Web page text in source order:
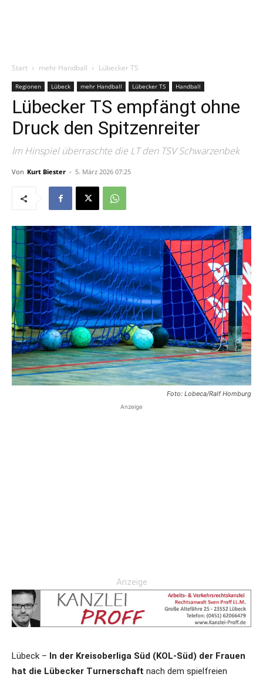
Start mehr Handball Lübecker TS
Regionen Lübeck mehr Handball Lübecker TS Handball
Lübecker TS empfängt ohne
Druck den Spitzenreiter
Im Hinspiel überraschte die LT den TSV Schwarzenbek
Von Kurt Biester - 5. März 2026 07:25
Foto: Lobeca/Ralf Homburg
Anzeige
Anzeige
Lübeck – In der Kreisoberliga Süd (KOL-Süd) der Frauen
hat die Lübecker Turnerschaft nach dem spielfreien